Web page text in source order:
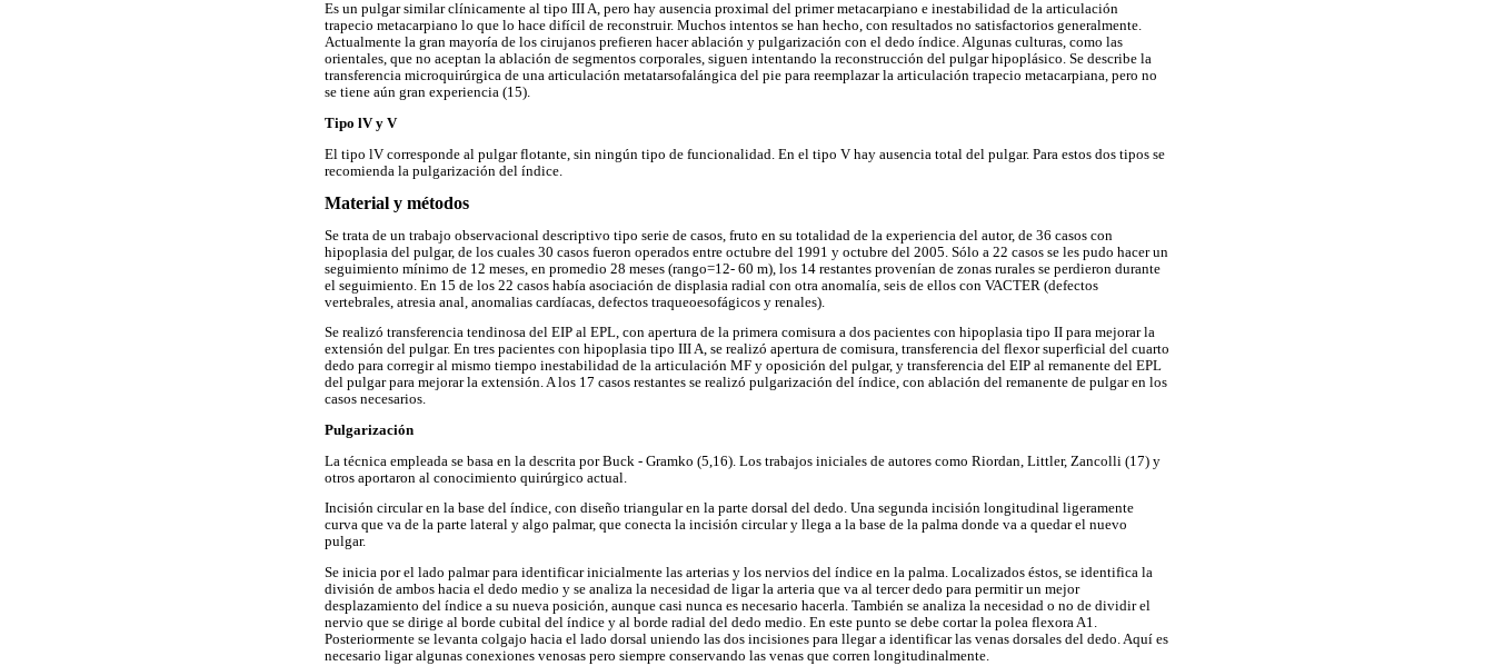
Es un pulgar similar clínicamente al tipo III A, pero hay ausencia proximal del primer metacarpiano e inestabilidad de la articulación
trapecio metacarpiano lo que lo hace difícil de reconstruir. Muchos intentos se han hecho, con resultados no satisfactorios generalmente.
Actualmente la gran mayoría de los cirujanos prefieren hacer ablación y pulgarización con el dedo índice. Algunas culturas, como las
orientales, que no aceptan la ablación de segmentos corporales, siguen intentando la reconstrucción del pulgar hipoplásico. Se describe la
transferencia microquirúrgica de una articulación metatarsofalángica del pie para reemplazar la articulación trapecio metacarpiana, pero no
se tiene aún gran experiencia (15).
Tipo lV y V
El tipo lV corresponde al pulgar flotante, sin ningún tipo de funcionalidad. En el tipo V hay ausencia total del pulgar. Para estos dos tipos se
recomienda la pulgarización del índice.
Material y métodos
Se trata de un trabajo observacional descriptivo tipo serie de casos, fruto en su totalidad de la experiencia del autor, de 36 casos con
hipoplasia del pulgar, de los cuales 30 casos fueron operados entre octubre del 1991 y octubre del 2005. Sólo a 22 casos se les pudo hacer un
seguimiento mínimo de 12 meses, en promedio 28 meses (rango=12- 60 m), los 14 restantes provenían de zonas rurales se perdieron durante
el seguimiento. En 15 de los 22 casos había asociación de displasia radial con otra anomalía, seis de ellos con VACTER (defectos
vertebrales, atresia anal, anomalias cardíacas, defectos traqueoesofágicos y renales).
Se realizó transferencia tendinosa del EIP al EPL, con apertura de la primera comisura a dos pacientes con hipoplasia tipo II para mejorar la
extensión del pulgar. En tres pacientes con hipoplasia tipo III A, se realizó apertura de comisura, transferencia del flexor superficial del cuarto
dedo para corregir al mismo tiempo inestabilidad de la articulación MF y oposición del pulgar, y transferencia del EIP al remanente del EPL
del pulgar para mejorar la extensión. A los 17 casos restantes se realizó pulgarización del índice, con ablación del remanente de pulgar en los
casos necesarios.
Pulgarización
La técnica empleada se basa en la descrita por Buck - Gramko (5,16). Los trabajos iniciales de autores como Riordan, Littler, Zancolli (17) y
otros aportaron al conocimiento quirúrgico actual.
Incisión circular en la base del índice, con diseño triangular en la parte dorsal del dedo. Una segunda incisión longitudinal ligeramente
curva que va de la parte lateral y algo palmar, que conecta la incisión circular y llega a la base de la palma donde va a quedar el nuevo
pulgar.
Se inicia por el lado palmar para identificar inicialmente las arterias y los nervios del índice en la palma. Localizados éstos, se identifica la
división de ambos hacia el dedo medio y se analiza la necesidad de ligar la arteria que va al tercer dedo para permitir un mejor
desplazamiento del índice a su nueva posición, aunque casi nunca es necesario hacerla. También se analiza la necesidad o no de dividir el
nervio que se dirige al borde cubital del índice y al borde radial del dedo medio. En este punto se debe cortar la polea flexora A1.
Posteriormente se levanta colgajo hacia el lado dorsal uniendo las dos incisiones para llegar a identificar las venas dorsales del dedo. Aquí es
necesario ligar algunas conexiones venosas pero siempre conservando las venas que corren longitudinalmente.